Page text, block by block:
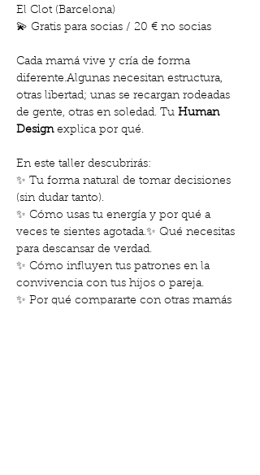
El Clot (Barcelona)
💫 Gratis para socias / 20 € no socias
Cada mamá vive y cría de forma
diferente.Algunas necesitan estructura,
otras libertad; unas se recargan rodeadas
de gente, otras en soledad. Tu Human
Design explica por qué.
En este taller descubrirás:
✨ Tu forma natural de tomar decisiones
(sin dudar tanto).
✨ Cómo usas tu energía y por qué a
veces te sientes agotada.✨ Qué necesitas
para descansar de verdad.
✨ Cómo influyen tus patrones en la
convivencia con tus hijos o pareja.
✨ Por qué compararte con otras mamás